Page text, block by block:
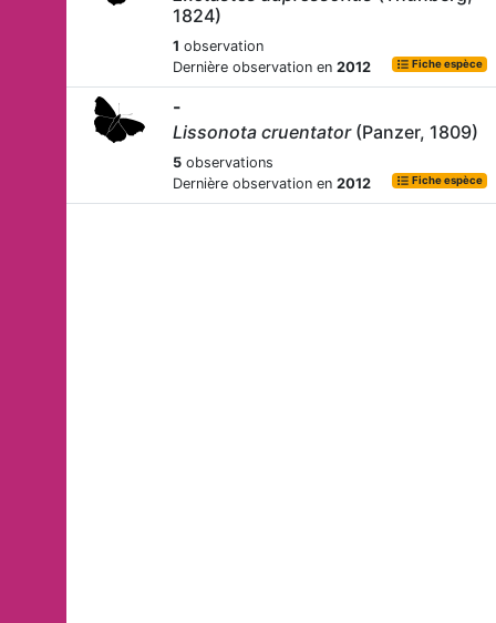
1824)
1 observation
Dernière observation en 2012 Fiche espèce
-
Lissonota cruentator(Panzer, 1809)
5 observations
Dernière observation en 2012 Fiche espèce